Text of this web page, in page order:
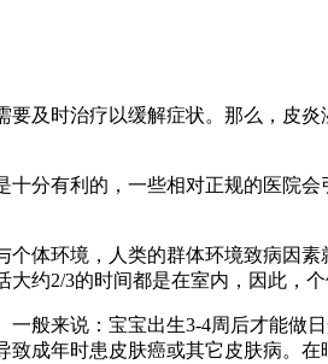
及时治疗以缓解症状。那么，皮
分有利的，一些相对正规的医院会
体环境，人类的群体环境致病因素
约2/3的时间都是在室内，因此，
来说：宝宝出生3-4周后才能做
成年时患皮肤癌或其它皮肤病。